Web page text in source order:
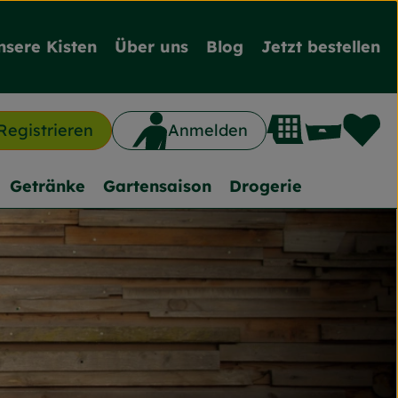
Kisten Über uns Blog Jetzt bestellen
Anmelden
Getränke Gartensaison Drogerie